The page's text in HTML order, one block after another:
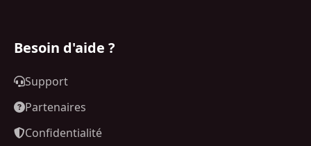
Besoin d'aide ?
Support
Partenaires
Confidentialité